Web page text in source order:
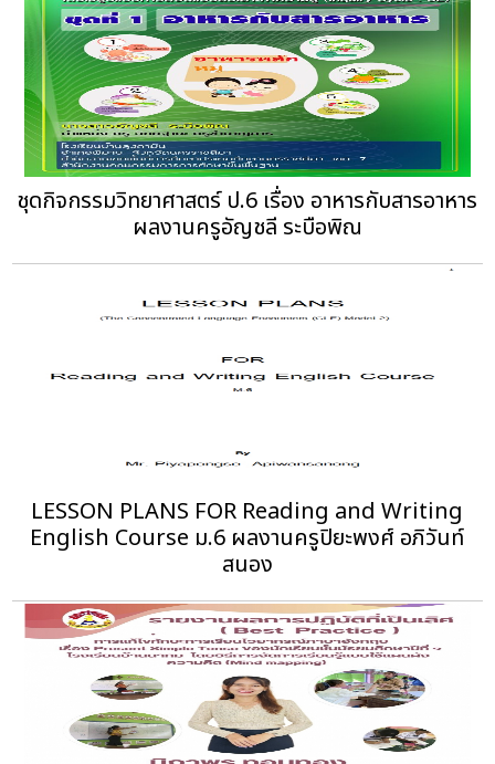
ชุดกิจกรรมวิทยาศาสตร์ ป.6 เรื่อง อาหารกับสารอาหาร
ผลงานครูอัญชลี ระบือพิณ
LESSON PLANS FOR Reading and Writing
English Course ม.6 ผลงานครูปิยะพงศ์ อภิวันท์
สนอง